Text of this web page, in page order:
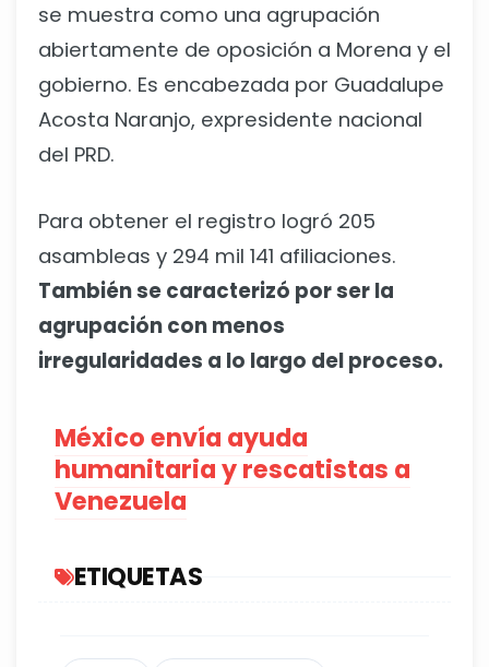
se muestra como una agrupación
abiertamente de oposición a Morena y el
gobierno. Es encabezada por Guadalupe
Acosta Naranjo, expresidente nacional
del PRD.
Para obtener el registro logró 205
asambleas y 294 mil 141 afiliaciones.
También se caracterizó por ser la
agrupación con menos
irregularidades a lo largo del proceso.
México envía ayuda
humanitaria y rescatistas a
Venezuela
ETIQUETAS